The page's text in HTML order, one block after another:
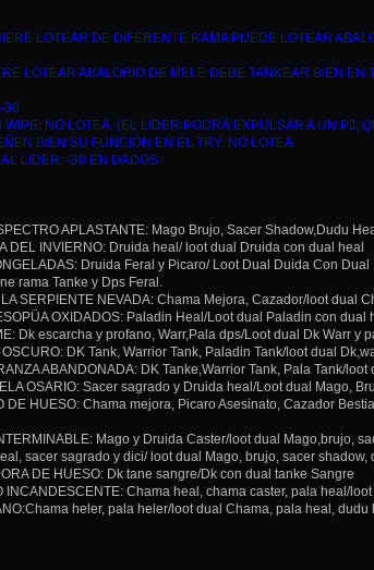
LOTEAR DE DIFERENTE RAMA PUEDE LOTEAR
LOTEAR ABALORIO DE MELE DEBE TANKEAR BIEN EN
30
NO LOTEA, (EL LIDER PODRÁ EXPULSAR A UN PJ,
BIEN SU FUNCIÓN EN EL TRY: NO LOTEA
LIDER: -30 EN DADOS
APLASTANTE: Mago Brujo, Sacer Shadow,Dudu
DEL INVIERNO: Druida heal/ loot dual Druida con dual heal
Druida Feral y Picaro/ Loot Dual Duida Con
rama Tanke y Dps Feral.
SERPIENTE NEVADA: Chama Mejora, Cazador/loot dual
OXIDADOS: Paladin Heal/Loot dual Paladin con dual
Dk escarcha y profano, Warr,Pala dps/Loot dual Dk Warr y
DK Tank, Warrior Tank, Paladin Tank/loot dual
ABANDONADA: DK Tanke,Warrior Tank, Pala Tank/
OSARIO: Sacer sagrado y Druida heal/Loot dual Mago,
DE HUESO: Chama mejora, Picaro Asesinato, Cazador
Mago y Druida Caster/loot dual Mago,brujo,
sacer sagrado y dici/ loot dual Mago, brujo, sacer shadow,
DE HUESO: Dk tane sangre/Dk con dual tanke Sangre
INCANDESCENTE: Chama heal, chama caster, pala heal/
heler, pala heler/loot dual Chama, pala heal, dudu